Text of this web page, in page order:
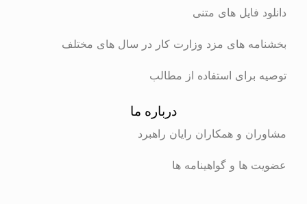
دانلود فایل های متنی
بخشنامه های مزد وزارت کار در سال های مختلف
توصیه برای استفاده از مطالب
درباره ما
مشاوران و همکاران رایان راهبرد
عضویت ها و گواهینامه ها